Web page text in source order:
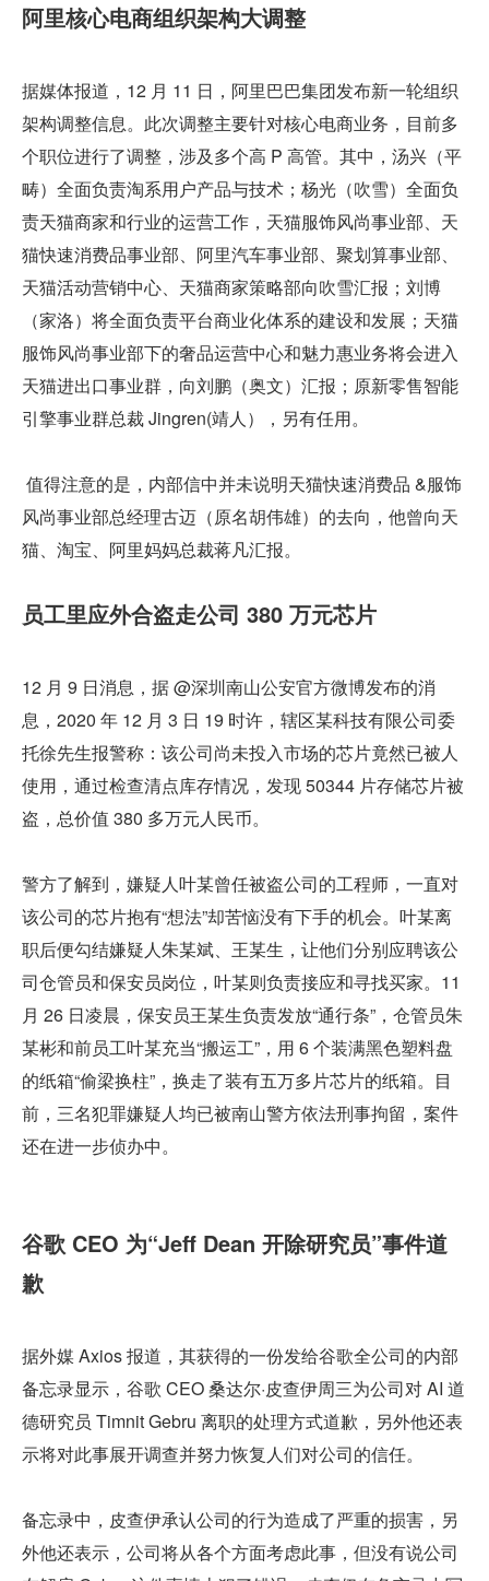
阿里核心电商组织架构大调整
据媒体报道，12 月 11 日，阿里巴巴集团发布新一轮组织
架构调整信息。此次调整主要针对核心电商业务，目前多
个职位进行了调整，涉及多个高 P 高管。其中，汤兴（平
畴）全面负责淘系用户产品与技术；杨光（吹雪）全面负
责天猫商家和行业的运营工作，天猫服饰风尚事业部、天
猫快速消费品事业部、阿里汽车事业部、聚划算事业部、
天猫活动营销中心、天猫商家策略部向吹雪汇报；刘博
（家洛）将全面负责平台商业化体系的建设和发展；天猫
服饰风尚事业部下的奢品运营中心和魅力惠业务将会进入
天猫进出口事业群，向刘鹏（奥文）汇报；原新零售智能
引擎事业群总裁 Jingren(靖人），另有任用。
值得注意的是，内部信中并未说明天猫快速消费品 &服饰
风尚事业部总经理古迈（原名胡伟雄）的去向，他曾向天
猫、淘宝、阿里妈妈总裁蒋凡汇报。
员工里应外合盗走公司 380 万元芯片
12 月 9 日消息，据 @深圳南山公安官方微博发布的消
息，2020 年 12 月 3 日 19 时许，辖区某科技有限公司委
托徐先生报警称：该公司尚未投入市场的芯片竟然已被人
使用，通过检查清点库存情况，发现 50344 片存储芯片被
盗，总价值 380 多万元人民币。
警方了解到，嫌疑人叶某曾任被盗公司的工程师，一直对
该公司的芯片抱有“想法”却苦恼没有下手的机会。叶某离
职后便勾结嫌疑人朱某斌、王某生，让他们分别应聘该公
司仓管员和保安员岗位，叶某则负责接应和寻找买家。11
月 26 日凌晨，保安员王某生负责发放“通行条”，仓管员朱
某彬和前员工叶某充当“搬运工”，用 6 个装满黑色塑料盘
的纸箱“偷梁换柱”，换走了装有五万多片芯片的纸箱。目
前，三名犯罪嫌疑人均已被南山警方依法刑事拘留，案件
还在进一步侦办中。
谷歌 CEO 为“Jeff Dean 开除研究员”事件道
歉
据外媒 Axios 报道，其获得的一份发给谷歌全公司的内部
备忘录显示，谷歌 CEO 桑达尔·皮查伊周三为公司对 AI 道
德研究员 Timnit Gebru 离职的处理方式道歉，另外他还表
示将对此事展开调查并努力恢复人们对公司的信任。
备忘录中，皮查伊承认公司的行为造成了严重的损害，另
外他还表示，公司将从各个方面考虑此事，但没有说公司